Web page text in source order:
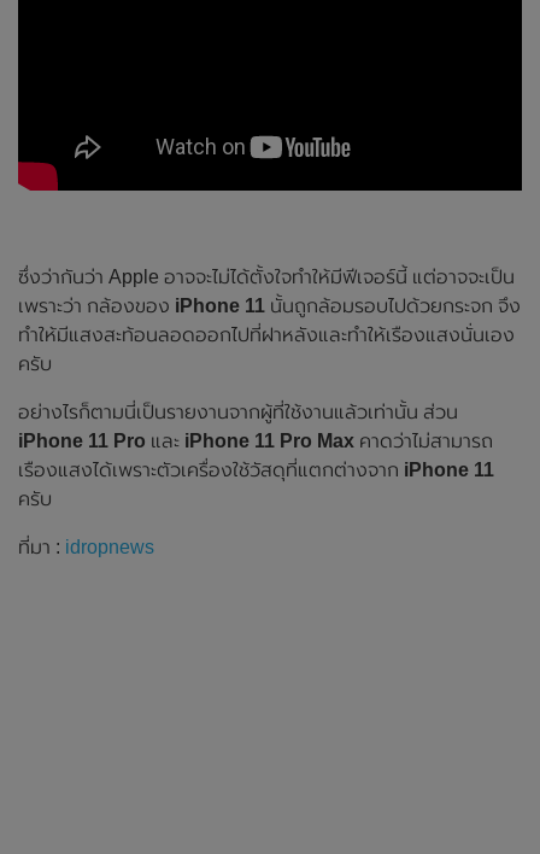
ซึ่งว่ากันว่า Apple อาจจะไม่ได้ตั้งใจทำให้มีฟีเจอร์นี้ แต่อาจจะเป็น
เพราะว่า กล้องของ iPhone 11 นั้นถูกล้อมรอบไปด้วยกระจก จึง
ทำให้มีแสงสะท้อนลอดออกไปที่ฝาหลังและทำให้เรืองแสงนั่นเอง
ครับ
อย่างไรก็ตามนี่เป็นรายงานจากผู้ที่ใช้งานแล้วเท่านั้น ส่วน
iPhone 11 Pro และ iPhone 11 Pro Max คาดว่าไม่สามารถ
เรืองแสงได้เพราะตัวเครื่องใช้วัสดุที่แตกต่างจาก iPhone 11
ครับ
ที่มา : idropnews